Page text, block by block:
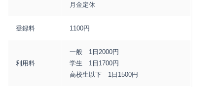
月金定休
登録料 1100円
利用料
一般 1日2000円
学生 1日1700円
高校生以下 1日1500円